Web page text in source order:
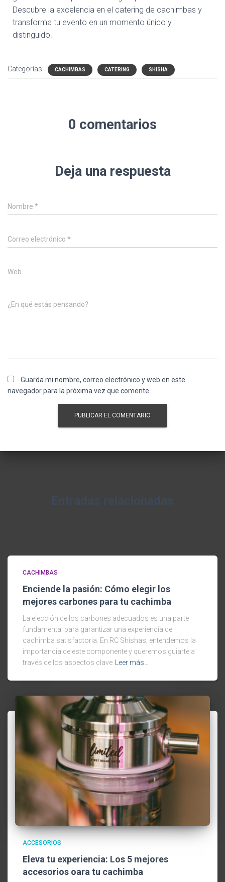
Descubre la excelencia en el catering de cachimbas y
transforma tu evento en un momento único y
distinguido.
Categorías: CACHIMBAS CATERING SHISHA
0 comentarios
Deja una respuesta
Nombre *
Correo electrónico *
Web
¿En qué estás pensando?
Guarda mi nombre, correo electrónico y web en este
navegador para la próxima vez que comente.
Entradas relacionadas
CACHIMBAS
Enciende la pasión: Cómo elegir los
mejores carbones para tu cachimba
La elección de los carbones adecuados es una parte
fundamental para garantizar una experiencia de
cachimba satisfactoria. En RC Shishas, entendemos la
importancia de este componente y queremos guiarte a
través de los aspectos clave
Leer más…
ACCESORIOS
Eleva tu experiencia: Los 5 mejores
accesorios oara tu cachimba